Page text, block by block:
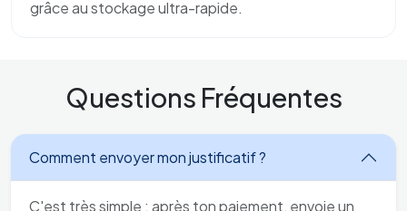
grâce au stockage ultra-rapide.
Questions Fréquentes
Comment envoyer mon justificatif ?
C'est très simple : après ton paiement, envoie un